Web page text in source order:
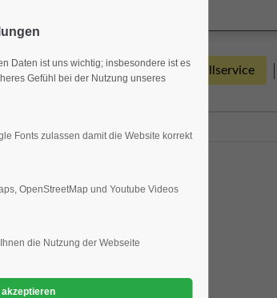
Automobilcenter Kramm GmbH
030 76 76 73 28 0
Werkstatt Unfallservice
Daten ist uns wichtig; insbesondere ist es
Gefühl bei der Nutzung unseres
Fonts zulassen damit die Website korrekt
OpenStreetMap und Youtube Videos
die Nutzung der Webseite